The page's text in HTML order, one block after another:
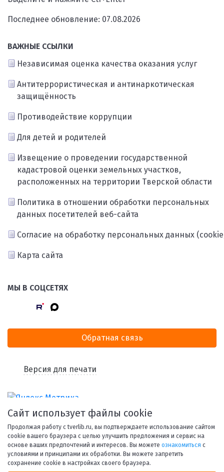
Последнее обновление: 07.08.2026
ВАЖНЫЕ ССЫЛКИ
Независимая оценка качества оказания услуг
Антитеррористическая и антинаркотическая
защищённость
Противодействие коррупции
Для детей и родителей
Извещение о проведении государственной
кадастровой оценки земельных участков,
расположенных на территории Тверской области
Политика в отношении обработки персональных
данных посетителей веб-сайта
Согласие на обработку персональных данных
Карта сайта
МЫ В СОЦСЕТЯХ
Обратная связь
Версия для печати
© 1998-2026 Тверская областная библиотека им. А. М.
Сайт использует файлы cookie
Продолжая работу с tverlib.ru, вы подтверждаете использование сайтом
cookie вашего браузера с целью улучшить предложения и сервис на
основе ваших предпочтений и интересов. Вы можете ознакомиться с
условиями и принципами их обработки. Вы можете запретить
сохранение cookie в настройках своего браузера.